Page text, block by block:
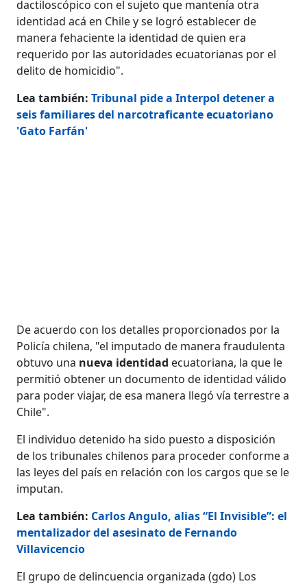
dactiloscópico con el sujeto que mantenía otra
identidad acá en Chile y se logró establecer de
manera fehaciente la identidad de quien era
requerido por las autoridades ecuatorianas por el
delito de homicidio".
Lea también:Tribunal pide a Interpol detener a
seis familiares del narcotraficante ecuatoriano
'Gato Farfán'
De acuerdo con los detalles proporcionados por la
Policía chilena, "el imputado de manera fraudulenta
obtuvo una nueva identidad ecuatoriana, la que le
permitió obtener un documento de identidad válido
para poder viajar, de esa manera llegó vía terrestre a
Chile".
El individuo detenido ha sido puesto a disposición
de los tribunales chilenos para proceder conforme a
las leyes del país en relación con los cargos que se le
imputan.
Lea también: Carlos Angulo, alias “El Invisible”: el
mentalizador del asesinato de Fernando
Villavicencio
El grupo de delincuencia organizada (gdo) Los